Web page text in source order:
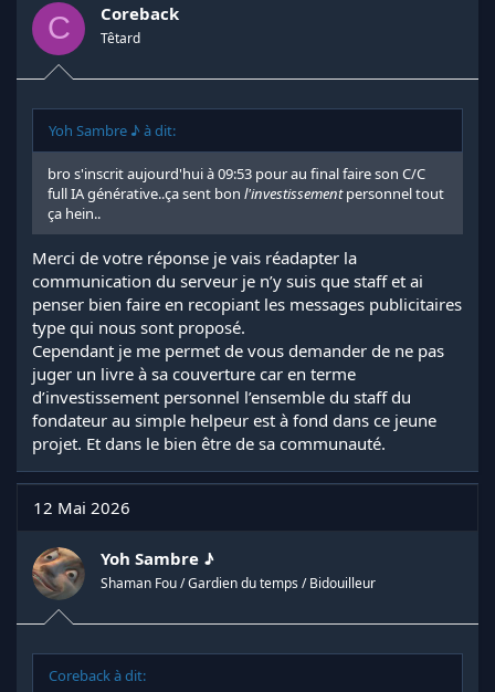
C Coreback
Têtard
Yoh Sambre ♪ à dit:
bro s'inscrit aujourd'hui à 09:53 pour au final faire son C/C
full IA générative..ça sent bon l'investissementpersonnel tout
ça hein..
Merci de votre réponse je vais réadapter la
communication du serveur je n’y suis que staff et ai
penser bien faire en recopiant les messages publicitaires
type qui nous sont proposé.
Cependant je me permet de vous demander de ne pas
juger un livre à sa couverture car en terme
d’investissement personnel l’ensemble du staff du
fondateur au simple helpeur est à fond dans ce jeune
projet. Et dans le bien être de sa communauté.
12 Mai 2026
Yoh Sambre ♪
Shaman Fou / Gardien du temps / Bidouilleur
Coreback à dit: